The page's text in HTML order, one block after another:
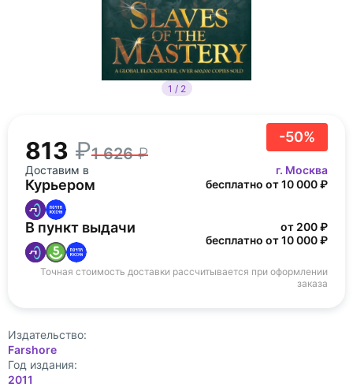
1 / 2
-50%
813 1 626
Доставим в г. Москва
Курьером бесплатно от 10 000 ₽
В пункт выдачи
от 200 ₽
бесплатно от 10 000 ₽
Точная стоимость доставки рассчитывается при оформлении
заказа
Издательство:
Farshore
Год издания:
2011